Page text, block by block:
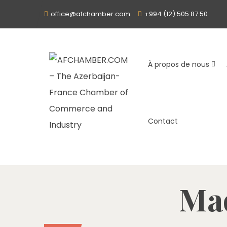
office@afchamber.com +994 (12) 505 87 50
À propos de nous
Contact